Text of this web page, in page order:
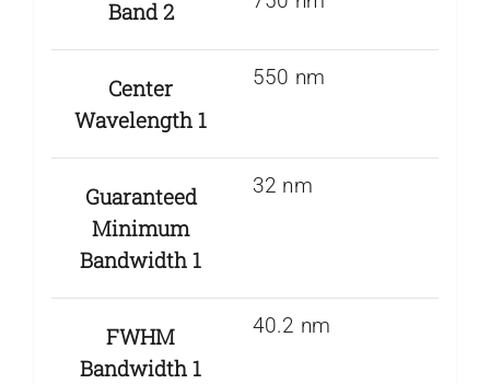
Band 2
Center
Wavelength 1
550 nm
Guaranteed
Minimum
Bandwidth 1
32 nm
FWHM
Bandwidth 1
40.2 nm